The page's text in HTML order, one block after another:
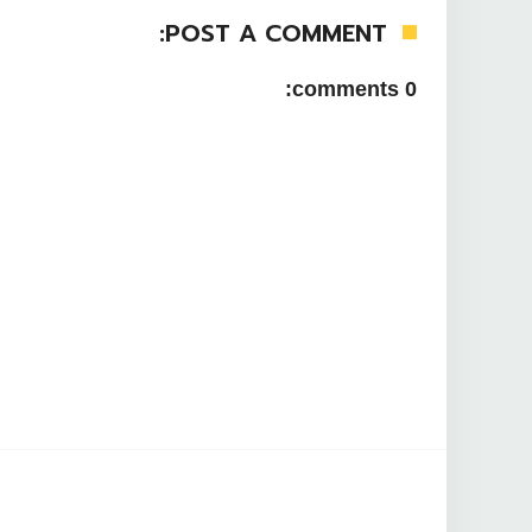
POST A COMMENT:
0 comments: